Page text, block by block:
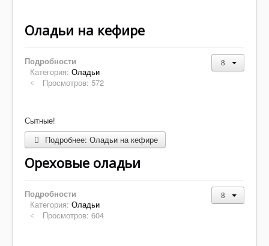
Оладьи на кефире
Подробности
Категория: Оладьи
Просмотров: 572
Сытные!
Подробнее: Оладьи на кефире
Ореховые оладьи
Подробности
Категория: Оладьи
Просмотров: 604